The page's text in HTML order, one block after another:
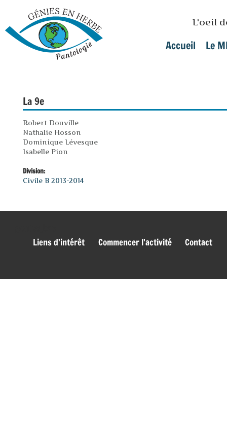
L'oeil
Main menu
Accueil Le
La 9e
Robert Douville
Nathalie Hosson
Dominique Lévesque
Isabelle Pion
Division:
Civile B 2013-2014
Liens d'intérêt Commencer l'activité Contact